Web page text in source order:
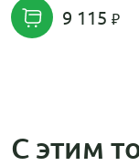
9 115
С этим